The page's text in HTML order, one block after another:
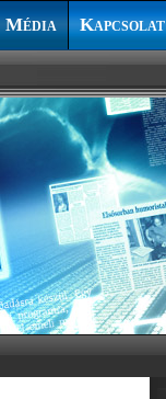
Média Kapcsolat